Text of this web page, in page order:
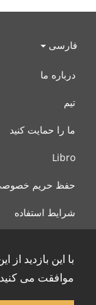
با این بازدید
موافقت می
فارسی
درباره ما
تیم
ما را حمایت کنید
Libro
حفظ حریم
شرایط استفاده